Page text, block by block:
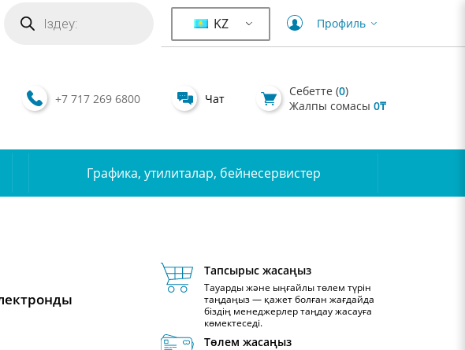
товаров KZ Профиль
+7 717 269 6800 Чат Себетте (0)
Жалпы сомасы 0₸
Графика, утилиталар, бейнесервистер
Тапсырыс жасаңыз
Тауарды және ыңғайлы төлем түрін
таңдаңыз — қажет болған жағдайда
біздің менеджерлер таңдау жасауға
көмектеседі.
Төлем жасаңыз